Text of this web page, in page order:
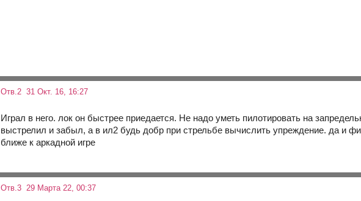
Отв.2 31 Окт. 16, 16:27
Играл в него. лок он быстрее приедается. Не надо уметь пилотировать на
выстрелил и забыл, а в ил2 будь добр при стрельбе вычислить упреждение. да и
ближе к аркадной игре
Отв.3 29 Марта 22, 00:37